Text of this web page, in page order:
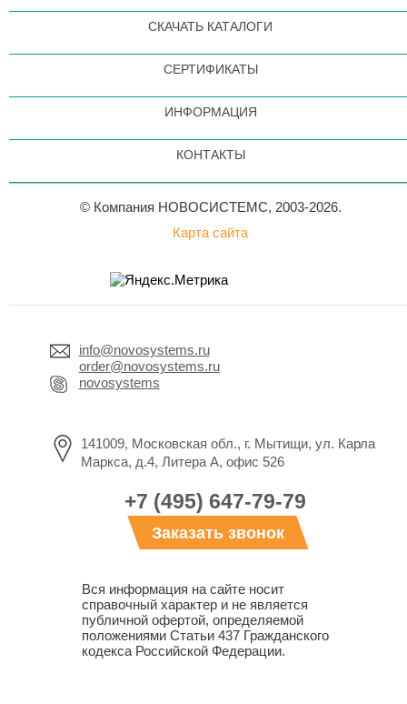
СКАЧАТЬ КАТАЛОГИ
СЕРТИФИКАТЫ
ИНФОРМАЦИЯ
КОНТАКТЫ
© Компания НОВОСИСТЕМС, 2003-2026.
Карта сайта
info@novosystems.ru
order@novosystems.ru
novosystems
141009, Московская обл., г. Мытищи, ул. Карла
Маркса, д.4, Литера А, офис 526
+7 (495) 647-79-79
Заказать звонок
Вся информация на сайте носит
справочный характер и не является
публичной офертой, определяемой
положениями Статьи 437 Гражданского
кодекса Российской Федерации.